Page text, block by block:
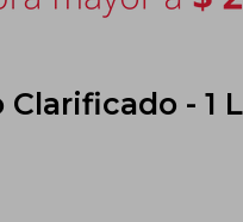
- 1 L